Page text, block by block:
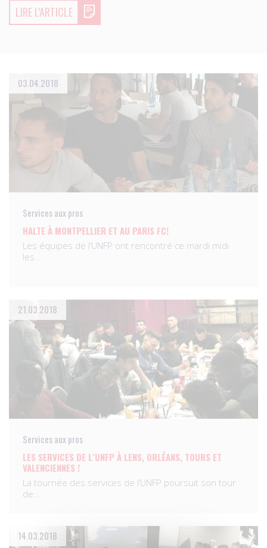
LIRE L'ARTICLE
03.04.2018
Services aux pros
HALTE À MONTPELLIER ET AU PARIS FC!
Les équipes de l’UNFP ont rencontré ce mardi midi
les…
21.03.2018
Services aux pros
LES SERVICES DE L’UNFP À LENS, ORLÉANS, TOURS ET
VALENCIENNES !
La tournée des services de l’UNFP poursuit son tour
de…
14.03.2018